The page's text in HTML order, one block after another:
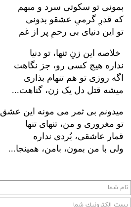
بمونی تو سکوتی سرد و مبهم
که قدرِ گرمیِ عشقو بدونی
تو این دنیای بی رحمِ پر از غم
خلاصه این زنِ تنها، تو دنیا
نداره هیچ کسی رو، جز نگاهت
اگه روزی تو هم تنهام بذاری
میشه قتل دل یک زن، گناهت...
میدونم بی ثمر می مونه این عشق
تو مغروری و من، تنهای تنها
قمار عاشقی، بُردی نداره
ولی با من بمون، بامن، همینجا...